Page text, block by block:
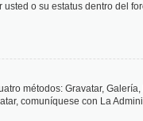
o su estatus dentro del
métodos: Gravatar,
comuníquese con La